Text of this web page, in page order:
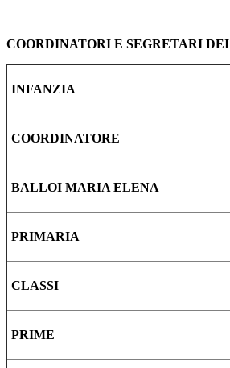
COORDINATORI E SEGRETARI
INFANZIA
COORDINATORE
BALLOI MARIA ELENA
PRIMARIA
CLASSI
PRIME